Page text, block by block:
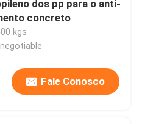
dos pp para o anti-
concreto
kgs
Fale Conosco